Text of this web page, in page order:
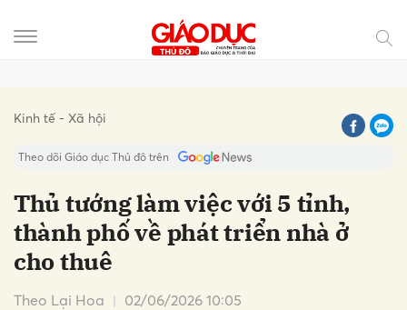
Kinh tế - Xã hội
Theo dõi Giáo dục Thủ đô trên
Thủ tướng làm việc với 5 tỉnh,
thành phố về phát triển nhà ở
cho thuê
Theo Lại Hoa 02/06/2026 10:05